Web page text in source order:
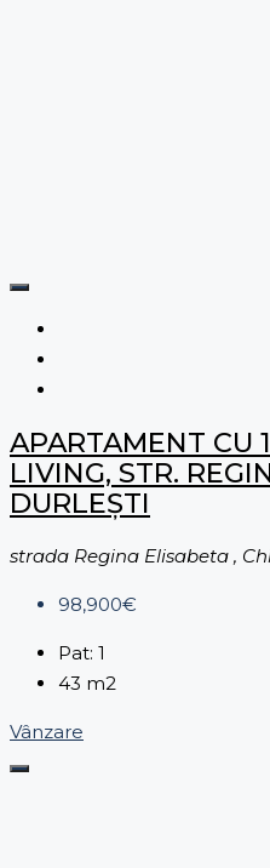
APARTAMENT CU
LIVING, STR.
DURLEȘTI
strada Regina Elisabeta ,
98,900€
Pat: 1
43 m2
Vânzare